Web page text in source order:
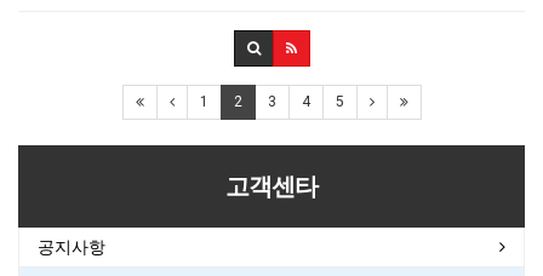
1 2 3 4 5
고객센타
공지사항